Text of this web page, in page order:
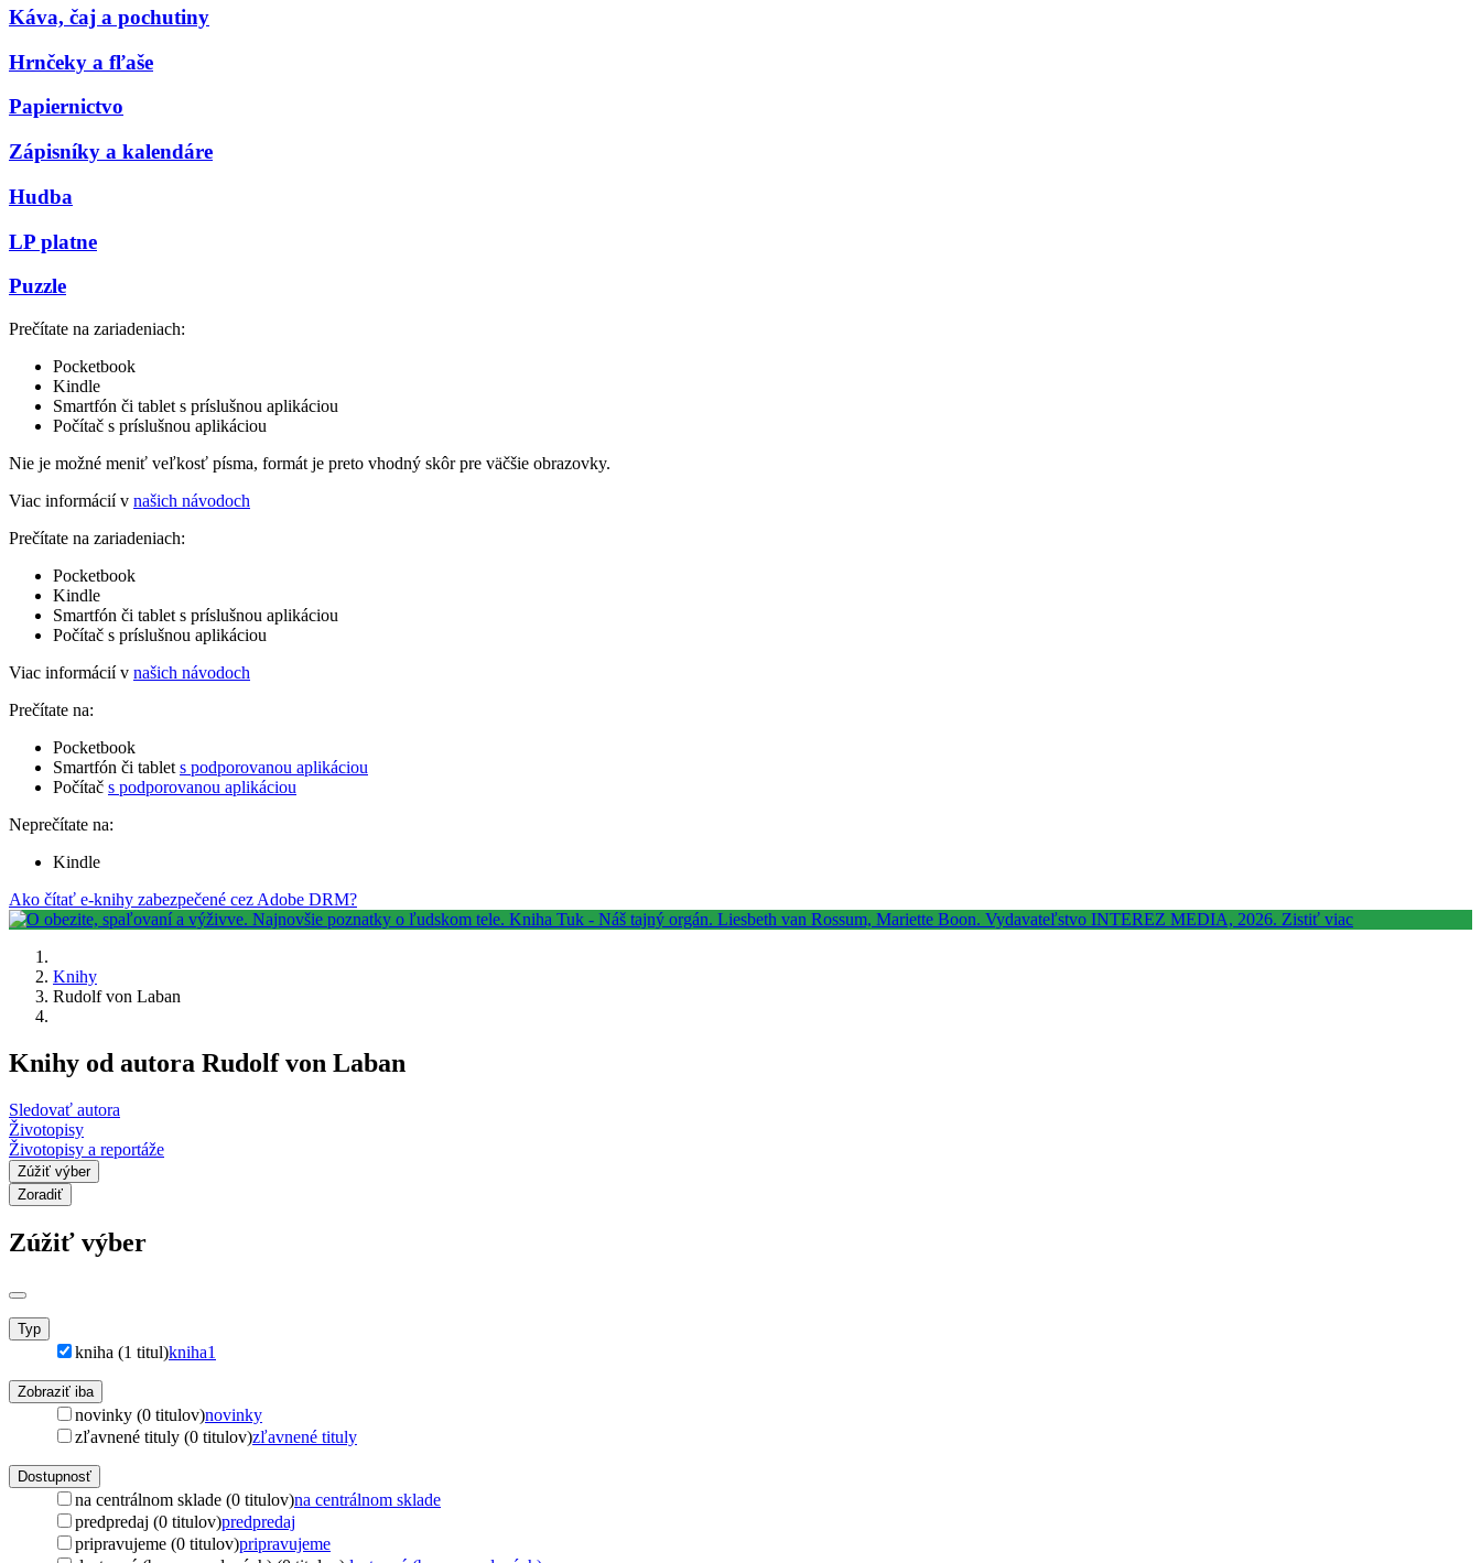
Káva, čaj a pochutiny
Hrnčeky a fľaše
Papiernictvo
Zápisníky a kalendáre
Hudba
LP platne
Puzzle
Prečítate na zariadeniach:
Pocketbook
Kindle
Smartfón či tablet s príslušnou aplikáciou
Počítač s príslušnou aplikáciou
Nie je možné meniť veľkosť písma, formát je preto vhodný skôr pre väčšie obrazovky.
Viac informácií v našich návodoch
Prečítate na zariadeniach:
Pocketbook
Kindle
Smartfón či tablet s príslušnou aplikáciou
Počítač s príslušnou aplikáciou
Viac informácií v našich návodoch
Prečítate na:
Pocketbook
Smartfón či tablet s podporovanou aplikáciou
Počítač s podporovanou aplikáciou
Neprečítate na:
Kindle
Ako čítať e-knihy zabezpečené cez Adobe DRM?
Knihy
Rudolf von Laban
Knihy od autora Rudolf von Laban
Sledovať autora
Životopisy
Životopisy a reportáže
Zúžiť výber
Zoradiť
Zúžiť výber
Typ
kniha (1 titul)kniha1
Zobraziť iba
novinky (0 titulov)novinky
zľavnené tituly (0 titulov)zľavnené tituly
Dostupnosť
na centrálnom sklade (0 titulov)na centrálnom sklade
predpredaj (0 titulov)predpredaj
pripravujeme (0 titulov)pripravujeme